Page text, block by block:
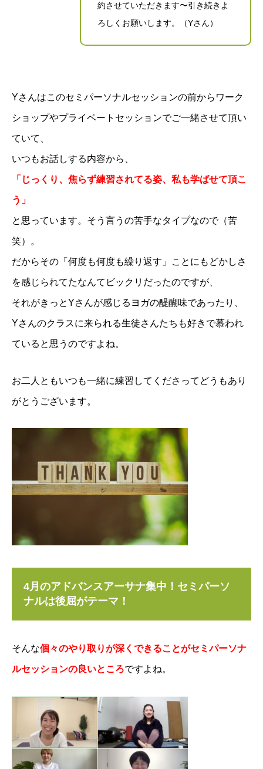
約させていただきます〜引き続きよ
ろしくお願いします。（Yさん）
Yさんはこのセミパーソナルセッションの前からワーク
ショップやプライベートセッションでご一緒させて頂い
ていて、
いつもお話しする内容から、
「じっくり、焦らず練習されてる姿、私も学ばせて頂こ
う」
と思っています。そう言うの苦手なタイプなので（苦
笑）。
だからその「何度も何度も繰り返す」ことにもどかしさ
を感じられてたなんてビックリだったのですが、
それがきっとYさんが感じるヨガの醍醐味であったり、
Yさんのクラスに来られる生徒さんたちも好きで慕われ
ていると思うのですよね。
お二人ともいつも一緒に練習してくださってどうもあり
がとうございます。
4月のアドバンスアーサナ集中！セミパーソ
ナルは後屈がテーマ！
そんな個々のやり取りが深くできることがセミパーソナ
ルセッションの良いところですよね。